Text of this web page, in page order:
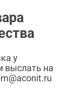
у
выслать на